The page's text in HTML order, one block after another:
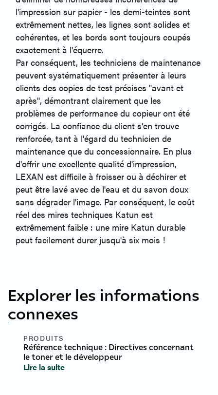
l'impression sur papier - les demi-teintes sont
extrêmement nettes, les lignes sont solides et
cohérentes, et les bords sont toujours coupés
exactement à l'équerre.
Par conséquent, les techniciens de maintenance
peuvent systématiquement présenter à leurs
clients des copies de test précises "avant et
après", démontrant clairement que les
problèmes de performance du copieur ont été
corrigés. La confiance du client s'en trouve
renforcée, tant à l'égard du technicien de
maintenance que du concessionnaire. En plus
d'offrir une excellente qualité d'impression,
LEXAN est difficile à froisser ou à déchirer et
peut être lavé avec de l'eau et du savon doux
sans dégrader l'image. Par conséquent, le coût
réel des mires techniques Katun est
extrêmement faible : une mire Katun durable
peut facilement durer jusqu'à six mois !
Explorer les informations
connexes
PRODUITS
Référence technique : Directives concernant
le toner et le développeur
Lire la suite